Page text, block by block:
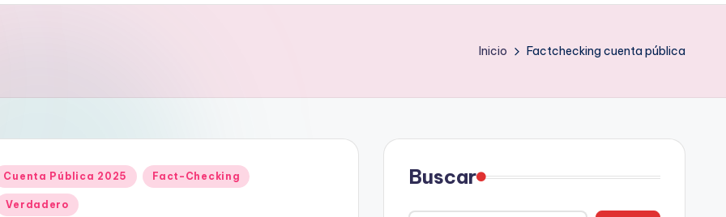
Inicio Factchecking cuenta pública
Cuenta Pública 2025 Fact-Checking
Verdadero
Buscar